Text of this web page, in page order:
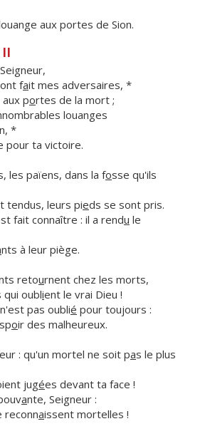
aux portes de Sion.
II
fait mes adversaires, *
portes de la mort ;
louanges
*
pour ta victoire.
les païens, dans la fosse qu'ils
tendus, leurs pieds se sont pris.
fait connaître : il a rendu le
nts à leur piège.
retournent chez les morts,
oublient le vrai Dieu !
pas oublié pour toujours :
oir des malheureux.
: qu'un mortel ne soit pas le plus
jugées devant ta face !
ante, Seigneur :
reconnaissent mortelles !